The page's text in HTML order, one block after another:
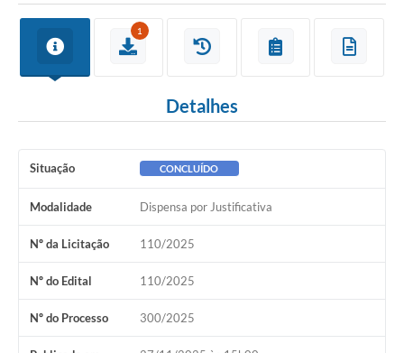
1
Detalhes
Situação CONCLUÍDO
Modalidade Dispensa por Justificativa
Nº da Licitação 110/2025
Nº do Edital 110/2025
Nº do Processo 300/2025